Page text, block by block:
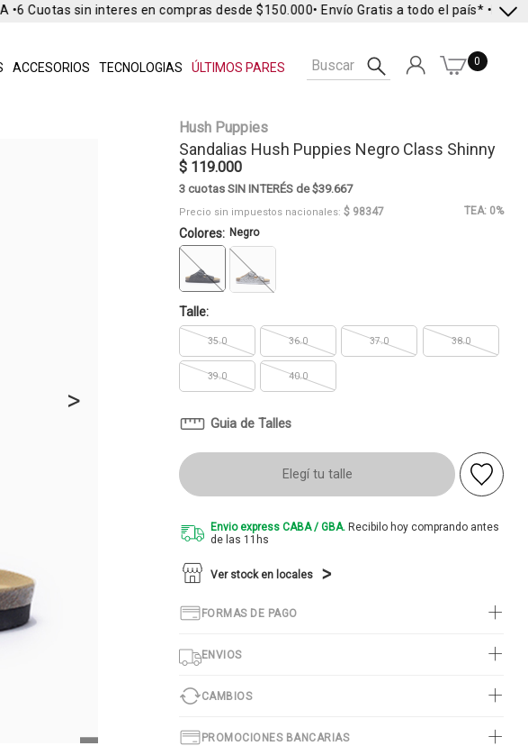
ACCESORIOS TECNOLOGIAS ÚLTIMOS PARES
6 Cuotas sin interes en compras desde $150.000• Envío Gratis a todo el país* •Envío
0
>
Hush Puppies
Sandalias Hush Puppies Negro Class Shinny
$ 119.000
3 cuotas SIN INTERÉS de $39.667
Precio sin impuestos nacionales: $ 98347 TEA: 0%
Colores: Negro
Talle:
35.0 36.0 37.0 38.0
39.0 40.0
Guia de Talles
Elegí tu talle
Envio express CABA / GBA.Recibilo hoy comprando antes
de las 11hs
Ver stock en locales
FORMAS DE PAGO
ENVIOS
CAMBIOS
PROMOCIONES BANCARIAS